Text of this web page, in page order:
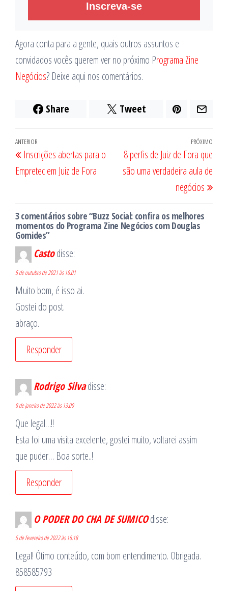
Inscreva-se
Agora conta para a gente, quais outros assuntos e
convidados vocês querem ver no próximo Programa Zine
Negócios? Deixe aqui nos comentários.
Share Tweet
Navegação
de
Post
Post
anterior
ANTERIOR
Inscrições abertas para o
Empretec em Juiz de Fora
PRÓXIMO
8 perfis de Juiz de Fora que
são uma verdadeira aula de
negócios
3 comentários sobre “Buzz Social: confira os melhores
momentos do Programa Zine Negócios com Douglas
Gomides”
Castodisse:
5 de outubro de 2021 às 18:01
Muito bom, é isso ai.
Gostei do post.
abraço.
Responder
Rodrigo Silvadisse:
8 de janeiro de 2022 às 13:00
Que legal…!!
Esta foi uma visita excelente, gostei muito, voltarei assim
que puder… Boa sorte..!
Responder
O PODER DO CHA DE SUMICOdisse:
5 de fevereiro de 2022 às 16:18
Legal! Ótimo conteúdo, com bom entendimento. Obrigada.
858585793